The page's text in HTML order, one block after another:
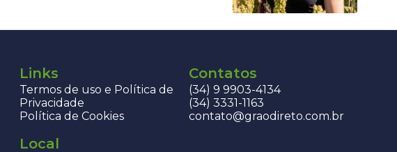
Links
Termos de uso e Política de
Privacidade
Política de Cookies
Contatos
(34) 9 9903-4134
(34) 3331-1163
contato@graodireto.com.br
Local